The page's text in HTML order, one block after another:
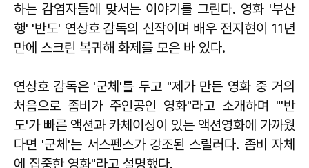
하는 감염자들에 맞서는 이야기를 그린다. 영화 '부산
행' '반도' 연상호 감독의 신작이며 배우 전지현이 11년
만에 스크린 복귀해 화제를 모은 바 있다.
연상호 감독은 '군체'를 두고 "제가 만든 영화 중 거의
처음으로 좀비가 주인공인 영화"라고 소개하며 "'반
도'가 빠른 액션과 카체이싱이 있는 액션영화에 가까웠
다면 '군체'는 서스펜스가 강조된 스릴러다. 좀비 자체
에 집중한 영화"라고 설명했다.